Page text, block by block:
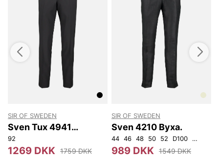
SIR OF SWEDEN
Sven Tux 4941
Trousers
92
1269 DKK 1759 DKK
SIR OF SWEDEN
Sven 4210 Byxa.
44 46 48 50 52 D100 D104
989 DKK 1549 DKK